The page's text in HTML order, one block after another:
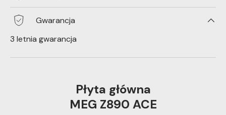
Gwarancja
3 letnia gwarancja
Płyta główna
MEG Z890 ACE